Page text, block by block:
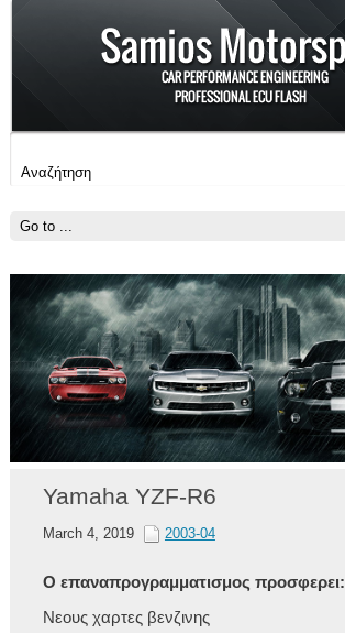
Yamaha YZF-R6
March 4, 2019 2003-04
Ο επαναπρογραμματισμος προσφερει:
Νεους χαρτες βενζινης